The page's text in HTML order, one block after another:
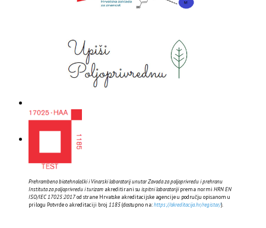
Prehrambeno biotehnološki i Vinarski laboratorij unutar Zavoda za poljoprivredu i prehranu
Instituta za poljoprivredu i turizam akreditirani su ispitni laboratorijiprema normi HRN EN
ISO/IEC 17025:2017od strane Hrvatske akreditacijske agencije u području opisanom u
prilogu Potvrde o akreditaciji broj 1185(dostupno na:https://akreditacija.hr/registar/).